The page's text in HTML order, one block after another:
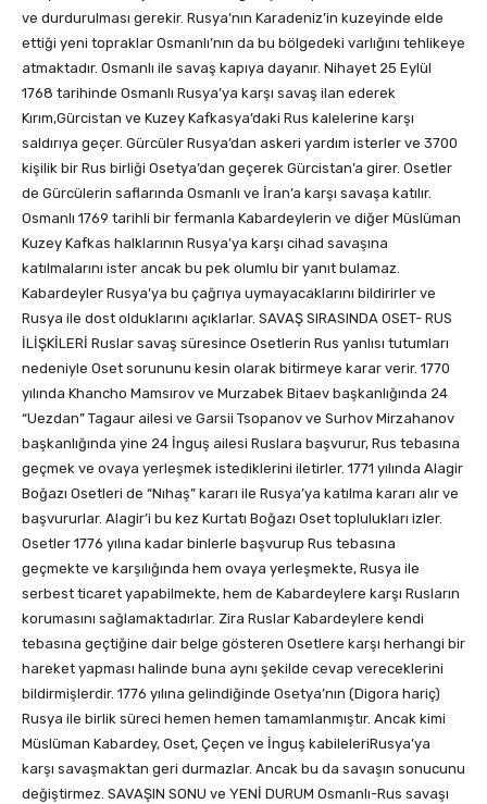
ve durdurulması gerekir. Rusya’nın Karadeniz’in kuzeyinde elde
ettiği yeni topraklar Osmanlı’nın da bu bölgedeki varlığını tehlikeye
atmaktadır. Osmanlı ile savaş kapıya dayanır. Nihayet 25 Eylül
1768 tarihinde Osmanlı Rusya’ya karşı savaş ilan ederek
Kırım,Gürcistan ve Kuzey Kafkasya’daki Rus kalelerine karşı
saldırıya geçer. Gürcüler Rusya’dan askeri yardım isterler ve 3700
kişilik bir Rus birliği Osetya’dan geçerek Gürcistan’a girer. Osetler
de Gürcülerin saflarında Osmanlı ve İran’a karşı savaşa katılır.
Osmanlı 1769 tarihli bir fermanla Kabardeylerin ve diğer Müslüman
Kuzey Kafkas halklarının Rusya’ya karşı cihad savaşına
katılmalarını ister ancak bu pek olumlu bir yanıt bulamaz.
Kabardeyler Rusya’ya bu çağrıya uymayacaklarını bildirirler ve
Rusya ile dost olduklarını açıklarlar. SAVAŞ SIRASINDA OSET- RUS
İLİŞKİLERİ Ruslar savaş süresince Osetlerin Rus yanlısı tutumları
nedeniyle Oset sorununu kesin olarak bitirmeye karar verir. 1770
yılında Khancho Mamsırov ve Murzabek Bitaev başkanlığında 24
“Uezdan” Tagaur ailesi ve Garsii Tsopanov ve Surhov Mirzahanov
başkanlığında yine 24 İnguş ailesi Ruslara başvurur, Rus tebasına
geçmek ve ovaya yerleşmek istediklerini iletirler. 1771 yılında Alagir
Boğazı Osetleri de “Nıhaş” kararı ile Rusya’ya katılma kararı alır ve
başvururlar. Alagir’i bu kez Kurtatı Boğazı Oset toplulukları izler.
Osetler 1776 yılına kadar binlerle başvurup Rus tebasına
geçmekte ve karşılığında hem ovaya yerleşmekte, Rusya ile
serbest ticaret yapabilmekte, hem de Kabardeylere karşı Rusların
korumasını sağlamaktadırlar. Zira Ruslar Kabardeylere kendi
tebasına geçtiğine dair belge gösteren Osetlere karşı herhangi bir
hareket yapması halinde buna aynı şekilde cevap vereceklerini
bildirmişlerdir. 1776 yılına gelindiğinde Osetya’nın (Digora hariç)
Rusya ile birlik süreci hemen hemen tamamlanmıştır. Ancak kimi
Müslüman Kabardey, Oset, Çeçen ve İnguş kabileleriRusya’ya
karşı savaşmaktan geri durmazlar. Ancak bu da savaşın sonucunu
değiştirmez. SAVAŞIN SONU ve YENİ DURUM Osmanlı-Rus savaşı